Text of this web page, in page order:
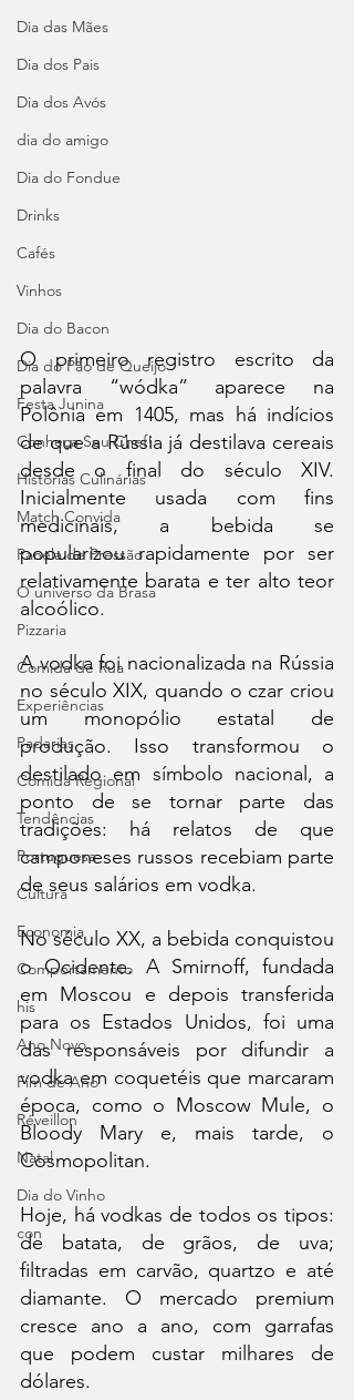
Dia das Mães
Dia dos Pais
Dia dos Avós
dia do amigo
Dia do Fondue
Drinks
Cafés
Vinhos
Dia do Bacon
Dia do Pão de Queijo
Festa Junina
Conheça Seu Chef!
Histórias Culinárias
Match Convida
Panela de Pressão
O universo da Brasa
Pizzaria
Comida de Rua
Experiências
Padarias
Comida Regional
Tendências
Portuguesa
Cultura
Economia
Comportamento
his
Ano Novo
Fim de Ano
Réveillon
Natal
Dia do Vinho
con
O primeiro registro escrito da
palavra “wódka” aparece na
Polônia em 1405, mas há indícios
de que a Rússia já destilava cereais
desde o final do século XIV.
Inicialmente usada com fins
medicinais, a bebida se
popularizou rapidamente por ser
relativamente barata e ter alto teor
alcoólico.
A vodka foi nacionalizada na Rússia
no século XIX, quando o czar criou
um monopólio estatal de
produção. Isso transformou o
destilado em símbolo nacional, a
ponto de se tornar parte das
tradições: há relatos de que
camponeses russos recebiam parte
de seus salários em vodka.
No século XX, a bebida conquistou
o Ocidente. A Smirnoff, fundada
em Moscou e depois transferida
para os Estados Unidos, foi uma
das responsáveis por difundir a
vodka em coquetéis que marcaram
época, como o Moscow Mule, o
Bloody Mary e, mais tarde, o
Cosmopolitan.
Hoje, há vodkas de todos os tipos:
de batata, de grãos, de uva;
filtradas em carvão, quartzo e até
diamante. O mercado premium
cresce ano a ano, com garrafas
que podem custar milhares de
dólares.